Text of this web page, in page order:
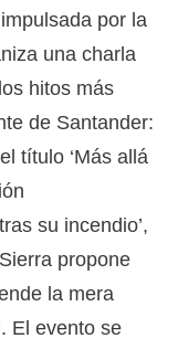
por la
una charla
hitos más
de Santander:
título ‘Más allá
su incendio’,
propone
la mera
El evento se